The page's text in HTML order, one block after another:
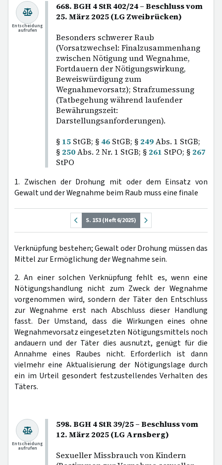
668. BGH 4 StR 402/24 – Beschluss vom
25. März 2025 (LG Zweibrücken)
Besonders schwerer Raub
(Vorsatzwechsel: Finalzusammenhang
zwischen Nötigung und Wegnahme,
Fortdauern der Nötigungswirkung,
Beweiswürdigung zum
Wegnahmevorsatz); Strafzumessung
(Tatbegehung während laufender
Bewährungszeit:
Darstellungsanforderungen).
§ 15 StGB; § 46 StGB; § 249Abs. 1 StGB;
§ 250Abs. 2 Nr. 1 StGB; § 261 StPO; § 267
StPO
Entscheidung
aufrufen
1. Zwischen der Drohung mit oder dem Einsatz von
Gewalt und der Wegnahme beim Raub muss eine finale
S. 153 (Heft 6/2025)
Verknüpfung bestehen; Gewalt oder Drohung müssen das
Mittel zur Ermöglichung der Wegnahme sein.
2. An einer solchen Verknüpfung fehlt es, wenn eine
Nötigungshandlung nicht zum Zweck der Wegnahme
vorgenommen wird, sondern der Täter den Entschluss
zur Wegnahme erst nach Abschluss dieser Handlung
fasst. Der Umstand, dass die Wirkungen eines ohne
Wegnahmevorsatz eingesetzten Nötigungsmittels noch
andauern und der Täter dies ausnutzt, genügt für die
Annahme eines Raubes nicht. Erforderlich ist dann
vielmehr eine Aktualisierung der Nötigungslage durch
ein im Urteil gesondert festzustellendes Verhalten des
Täters.
598. BGH 4 StR 39/25 – Beschluss vom
12. März 2025 (LG Arnsberg)
Sexueller Missbrauch von Kindern
Entscheidung
aufrufen